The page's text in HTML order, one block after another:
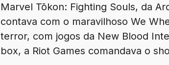
Marvel Tōkon: Fighting Souls, da
contava com o maravilhoso We
terror, com jogos da New Blood
box, a Riot Games comandava o